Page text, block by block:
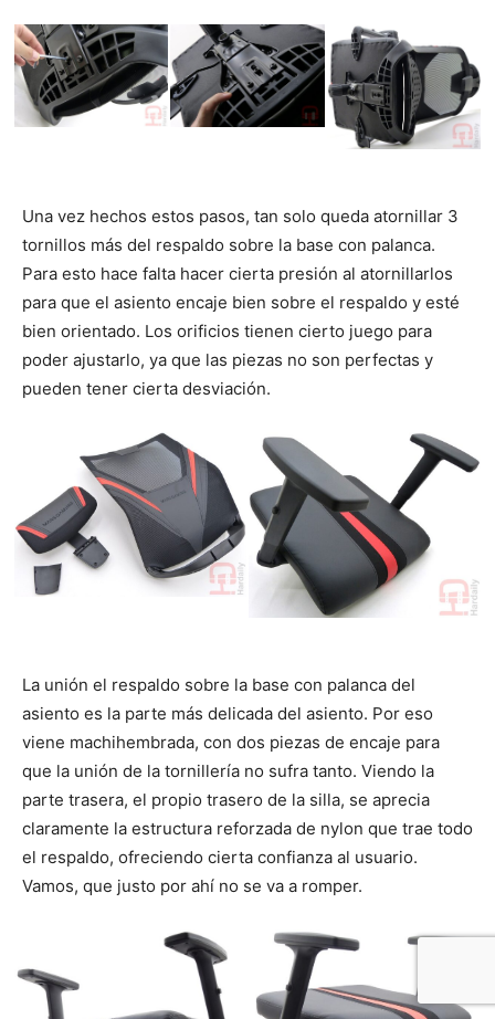
Una vez hechos estos pasos, tan solo queda atornillar 3
tornillos más del respaldo sobre la base con palanca.
Para esto hace falta hacer cierta presión al atornillarlos
para que el asiento encaje bien sobre el respaldo y esté
bien orientado. Los orificios tienen cierto juego para
poder ajustarlo, ya que las piezas no son perfectas y
pueden tener cierta desviación.
La unión el respaldo sobre la base con palanca del
asiento es la parte más delicada del asiento. Por eso
viene machihembrada, con dos piezas de encaje para
que la unión de la tornillería no sufra tanto. Viendo la
parte trasera, el propio trasero de la silla, se aprecia
claramente la estructura reforzada de nylon que trae todo
el respaldo, ofreciendo cierta confianza al usuario.
Vamos, que justo por ahí no se va a romper.